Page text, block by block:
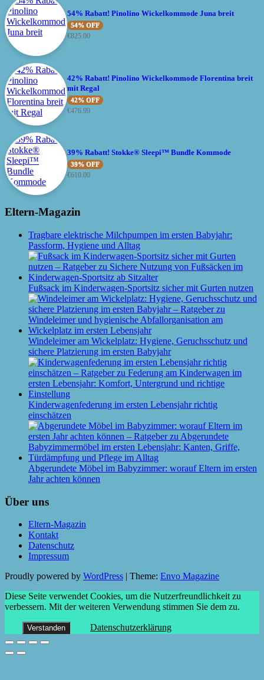
54% Rabatt! Pinolino Wickelkommode Juna breit
54% OFF
€825.00
42% Rabatt! Pinolino Wickelkommode Florentina breit
mit Regal
42% OFF
€476.99
39% Rabatt! Stokke® Sleepi™ Bundle Kommode
39% OFF
€610.00
Eltern-Magazin
Tragbare elektrische Milchpumpen im ersten Babyjahr:
Passform, Hygiene und Alltag
Fußsack im Kinderwagen-Sportsitz sicher mit Gurten nutzen
Windeleimer am Wickelplatz: Hygiene, Geruchsschutz und
sichere Platzierung im ersten Babyjahr
Kinderwagenfederung im ersten Lebensjahr richtig
einschätzen
Abgerundete Möbel im Babyzimmer: worauf Eltern im ersten
Jahr achten können
Über uns
Eltern-Magazin
Kontakt
Datenschutz
Impressum
Proudly powered by WordPress Theme: Envo Magazine
Diese Seite verwendet Cookies, um die Nutzerfreundlichkeit zu
verbessern. Mit der weiteren Verwendung stimmen Sie dem zu.
Verstanden Datenschutzerklärung